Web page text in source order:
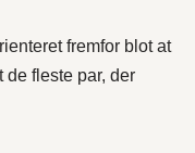
fremfor blot at
de fleste par, der